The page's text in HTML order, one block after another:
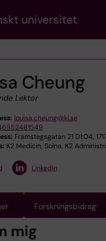
universitet
Cheung
Lektor
louisa.cheung@ki.se
Framstegsgatan 21 D1:04,
K2 Medicin, Solna, K2
LinkedIn
Forskningsbidrag
mig